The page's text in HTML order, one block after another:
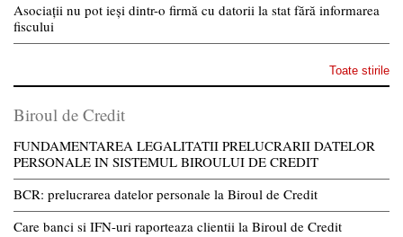
Asociații nu pot ieși dintr-o firmă cu datorii la stat fără informarea
fiscului
Toate stirile
Biroul de Credit
FUNDAMENTAREA LEGALITATII PRELUCRARII DATELOR
PERSONALE IN SISTEMUL BIROULUI DE CREDIT
BCR: prelucrarea datelor personale la Biroul de Credit
Care banci si IFN-uri raporteaza clientii la Biroul de Credit